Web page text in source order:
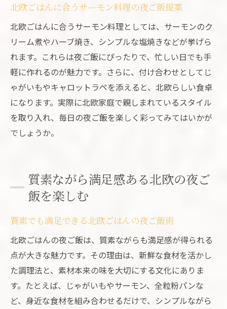
北欧ごはんに合うサーモン料理の夜ご飯提案
北欧ごはんに合うサーモン料理としては、サーモンのク
リーム煮やハーブ焼き、シンプルな塩焼きなどが挙げら
れます。これらは夜ご飯にぴったりで、忙しい日でも手
軽に作れるのが魅力です。さらに、付け合わせとしてじ
ゃがいもやキャロットラペを添えると、北欧らしい食卓
になります。実際に北欧家庭で親しまれているスタイル
を取り入れ、毎日の夜ご飯を楽しく彩ってみてはいかが
でしょうか。
質素ながら満足感ある北欧の夜ご
飯を楽しむ
質素でも満足できる北欧ごはんの夜ご飯術
北欧ごはんの夜ご飯は、質素ながらも満足感が得られる
点が大きな魅力です。その理由は、新鮮な食材を活かし
た調理法と、素材本来の味を大切にする文化にありま
す。たとえば、じゃがいもやサーモン、全粒粉パンな
ど、身近な食材を組み合わせるだけで、シンプルながら